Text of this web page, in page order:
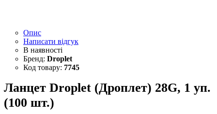
Опис
Написати відгук
Droplet
7745
Ланцет Droplet (Дроплет) 28G, 1 уп.
(100 шт.)